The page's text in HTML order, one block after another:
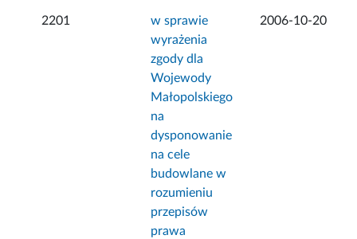
2201
w sprawie
wyrażenia
zgody dla
Wojewody
Małopolskiego
na
dysponowanie
na cele
budowlane w
rozumieniu
przepisów
prawa
2006-10-20